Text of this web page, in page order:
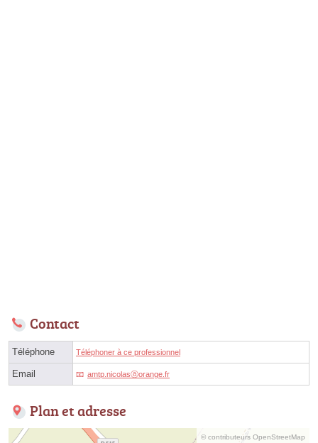
Contact
Téléphone Téléphoner à ce professionnel
Email amtp.nicolasⓐorange.fr
Plan et adresse
© contributeurs OpenStreetMap